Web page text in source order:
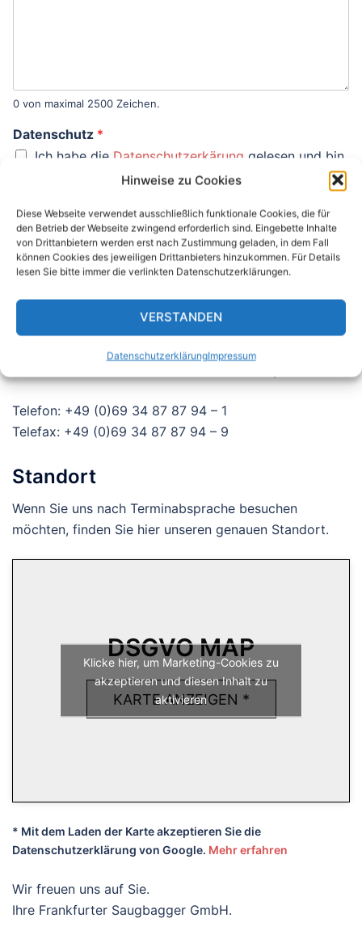
Hinweise zu Cookies
Diese Webseite verwendet ausschließlich funktionale Cookies, die für
den Betrieb der Webseite zwingend erforderlich sind. Eingebette Inhalte
von Drittanbietern werden erst nach Zustimmung geladen, in dem Fall
können Cookies des jeweiligen Drittanbieters hinzukommen. Für Details
lesen Sie bitte immer die verlinkten Datenschutzerklärungen.
VERSTANDEN
DatenschutzerklärungImpressum
0 von maximal 2500 Zeichen.
Datenschutz *
Ich habe die Datenschutzerkärung gelesen und bin
mit der Verarbeitung der in diesem Formular
einverstanden.
Absenden
Sie möchten uns lieber direkt anrufen oder faxen? Kein
Telefon: +49 (0)69 34 87 87 94 – 1
Telefax: +49 (0)69 34 87 87 94 – 9
Standort
Wenn Sie uns nach Terminabsprache besuchen
möchten, finden Sie hier unseren genauen Standort.
DSGVO MAP
KARTE ANZEIGEN *
Klicke hier, um Marketing-Cookies zu
akzeptieren und diesen Inhalt zu
aktivieren
* Mit dem Laden der Karte akzeptieren Sie die
Datenschutzerklärung von Google. Mehr erfahren
Wir freuen uns auf Sie.
Ihre Frankfurter Saugbagger GmbH.